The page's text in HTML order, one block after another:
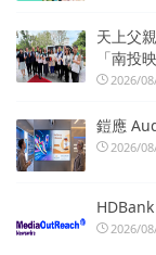
天上父
「南投
2026/
鎧應
2026/
2026/